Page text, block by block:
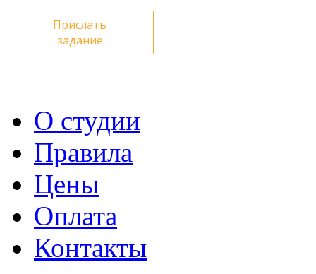
Прислать
задание
О студии
Правила
Цены
Оплата
Контакты